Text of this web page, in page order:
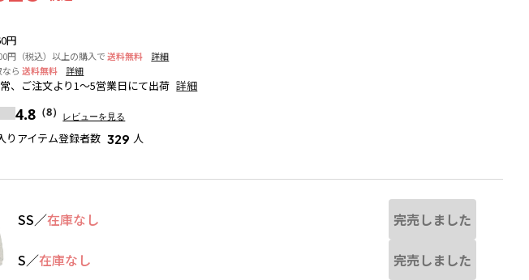
円
円（税込）以上の購入で 送料無料
詳細
ら 送料無料 詳細
、ご注文より1～5営業日にて出荷 詳細
4.8 （8） レビューを見る
りアイテム登録者数 329 人
SS／在庫なし 完売しました
S／在庫なし 完売しました